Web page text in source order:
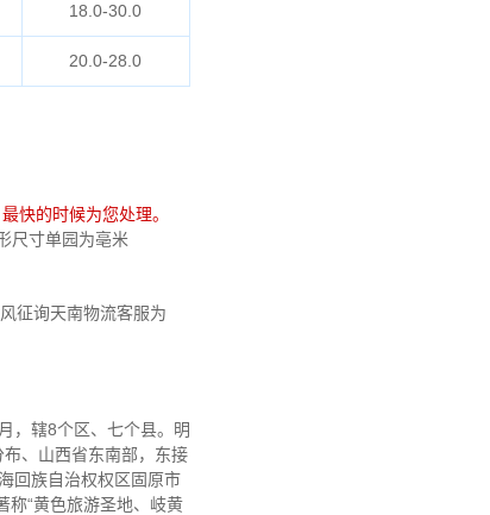
18.0-30.0
20.0-28.0
快的时候为您处理。
尺寸单园为亳米
征询天南物流客服为
，辖8个区、七个县。明
、山西省东南部，东接
回族自治权权区固原市
称“黄色旅游圣地、岐黄